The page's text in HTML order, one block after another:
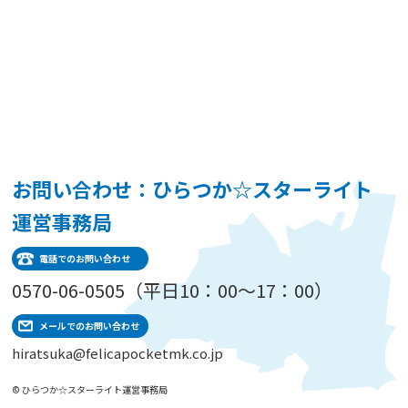
お問い合わせ：ひらつか☆スターライト
運営事務局
電話でのお問い合わせ
0570-06-0505（平日10：00～17：00）
メールでのお問い合わせ
hiratsuka@felicapocketmk.co.jp
© ひらつか☆スターライト運営事務局